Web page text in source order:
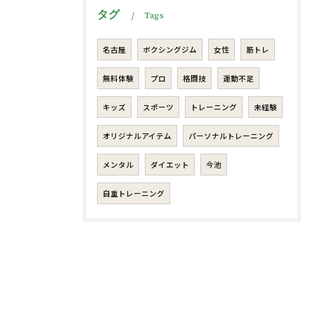
タグ Tags
名古屋 ボクシングジム 女性 筋トレ
無料体験 プロ 格闘技 運動不足
キッズ スポーツ トレーニング 未経験
オリジナルアイテム パーソナルトレーニング
メンタル ダイエット 今池
自重トレーニング